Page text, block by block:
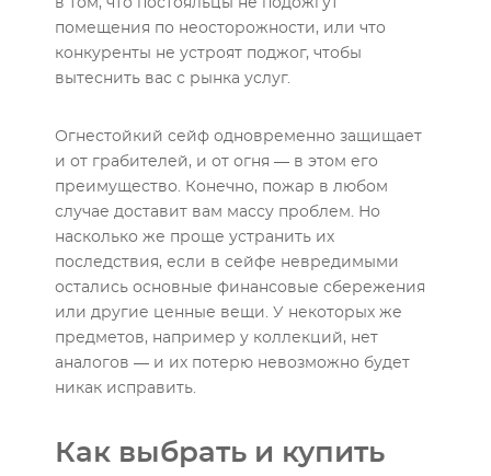
в том, что постояльцы не подожгут
помещения по неосторожности, или что
конкуренты не устроят поджог, чтобы
вытеснить вас с рынка услуг.
Огнестойкий сейф одновременно защищает
и от грабителей, и от огня — в этом его
преимущество. Конечно, пожар в любом
случае доставит вам массу проблем. Но
насколько же проще устранить их
последствия, если в сейфе невредимыми
остались основные финансовые сбережения
или другие ценные вещи. У некоторых же
предметов, например у коллекций, нет
аналогов — и их потерю невозможно будет
никак исправить.
Как выбрать и купить